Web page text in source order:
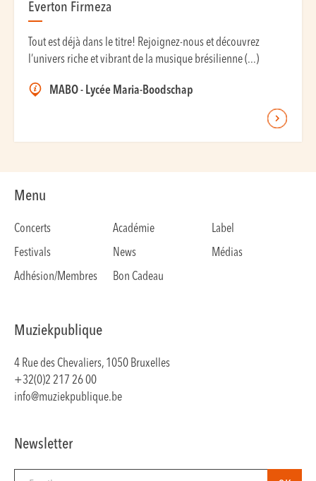
Everton Firmeza
Tout est déjà dans le titre! Rejoignez-nous et découvrez
l’univers riche et vibrant de la musique brésilienne (...)
MABO - Lycée Maria-Boodschap
Menu
Concerts Académie
Label
Festivals
News
Médias
Adhésion/Membres
Bon Cadeau
Muziekpublique
4 Rue des Chevaliers, 1050 Bruxelles
+32(0)2 217 26 00
info@muziekpublique.be
Newsletter